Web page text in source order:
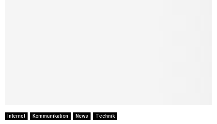
Internet Kommunikation News Technik